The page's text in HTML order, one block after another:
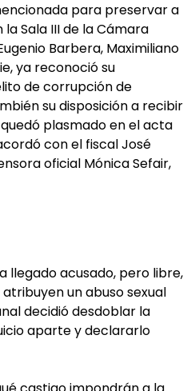
para preservar a
la Sala III de la Cámara
Barbera, Maximiliano
ya reconoció su
de corrupción de
su disposición a recibir
plasmado en el acta
con el fiscal José
oficial Mónica Sefair,
llegado acusado, pero libre,
atribuyen un abuso sexual
decidió desdoblar la
aparte y declararlo